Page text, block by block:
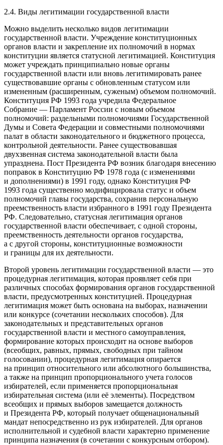
2.4. Виды легитимации государственной власти
Можно выделить несколько видов легитимации
государственной власти. Учреждение конституционных
органов власти и закрепление их полномочий в нормах
конституции является статусной легитимацией. Конституция
может учреждать принципиально новые органы
государственной власти или вновь легитимировать ранее
существовавшие органы с обновленным статусом или
измененным (расширенным, суженым) объемом полномочий.
Конституция РФ 1993 года учредила Федеральное
Собрание — Парламент России с новым объемом
полномочий: раздельными полномочиями Государственной
Думы и Совета Федерации и совместными полномочиями
палат в области законодательного и бюджетного процесса,
контрольной деятельности. Ранее существовавшая
двухзвенная система законодательной власти была
упразднена. Пост Президента РФ возник благодаря внесению
поправок в Конституцию РФ 1978 года (с изменениями
и дополнениями) в 1991 году, однако Конституция РФ
1993 года существенно модифицировала статус и объем
полномочий главы государства, сохранив персональную
преемственность власти избранного в 1991 году Президента
РФ. Следовательно, статусная легитимация органов
государственной власти обеспечивает, с одной стороны,
преемственность деятельности органов государства,
а с другой стороны, конституционные возможности
и границы для их деятельности.
Второй уровень легитимации государственной власти — это
процедурная легитимация, которая проявляет себя при
различных способах формирования органов государственной
власти, предусмотренных конституцией. Процедурная
легитимация может быть основана на выборах, назначении
или конкурсе (сочетании нескольких способов). Для
законодательных и представительных органов
государственной власти и местного самоуправления,
формирование которых происходит на основе выборов
(всеобщих, равных, прямых, свободных при тайном
голосовании), процедурная легитимация опирается
на принцип относительного или абсолютного большинства,
а также на принцип пропорционального учета голосов
избирателей, если применяется пропорциональная
избирательная система (или её элементы). Посредством
всеобщих и прямых выборов замещается должность
и Президента РФ, который получает общенациональный
мандат непосредственно из рук избирателей. Для органов
исполнительной и судебной власти характерно применение
принципа назначения (в сочетании с конкурсным отбором).